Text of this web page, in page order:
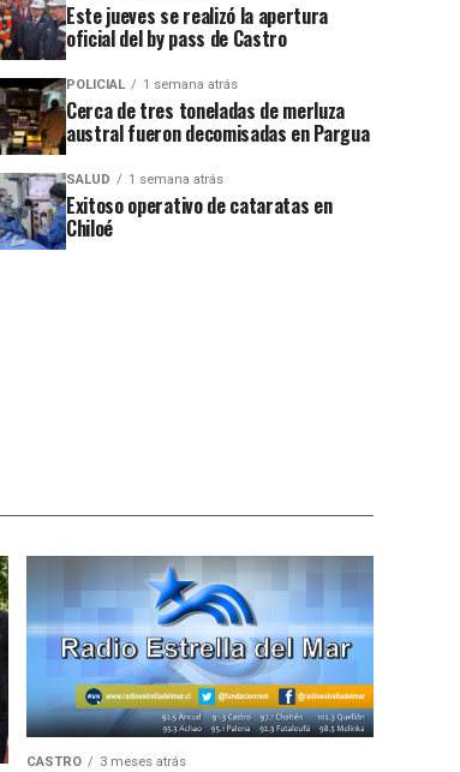
Este jueves se realizó la apertura
oficial del by pass de Castro
POLICIAL 1 semana atrás
Cerca de tres toneladas de merluza
austral fueron decomisadas en Pargua
SALUD 1 semana atrás
Exitoso operativo de cataratas en
Chiloé
CASTRO 3 meses atrás